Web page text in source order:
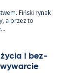
Fiński ry­nek
a przez to
życia i bez­